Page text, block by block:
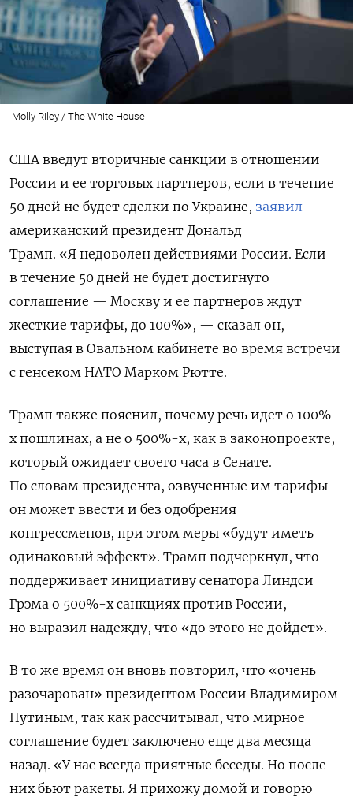
Molly Riley / The White House
США введут вторичные санкции в отношении
России и ее торговых партнеров, если в течение
50 дней не будет сделки по Украине, заявил
американский президент Дональд
Трамп. «Я недоволен действиями России. Если
в течение 50 дней не будет достигнуто
соглашение — Москву и ее партнеров ждут
жесткие тарифы, до 100%», — сказал он,
выступая в Овальном кабинете во время встречи
с генсеком НАТО Марком Рютте.
Трамп также пояснил, почему речь идет о 100%-
х пошлинах, а не о 500%-х, как в законопроекте,
который ожидает своего часа в Сенате.
По словам президента, озвученные им тарифы
он может ввести и без одобрения
конгрессменов, при этом меры «будут иметь
одинаковый эффект». Трамп подчеркнул, что
поддерживает инициативу сенатора Линдси
Грэма о 500%-х санкциях против России,
но выразил надежду, что «до этого не дойдет».
В то же время он вновь повторил, что «очень
разочарован» президентом России Владимиром
Путиным, так как рассчитывал, что мирное
соглашение будет заключено еще два месяца
назад. «У нас всегда приятные беседы. Но после
них бьют ракеты. Я прихожу домой и говорю